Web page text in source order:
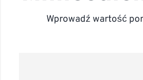
Wprowadź wartość